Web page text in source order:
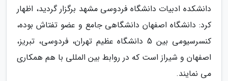
دانشکده ادبیات دانشگاه فردوسی مشهد برگزار گردید، اظهار
کرد: دانشگاه اصفهان دانشگاهی جامع و عضو تفتاش بوده،
کنسرسیومی بین 5 دانشگاه عظیم تهران، فردوسی، تبریز،
اصفهان و شیراز است که در روابط بین المللی با هم همکاری
می نمایند.